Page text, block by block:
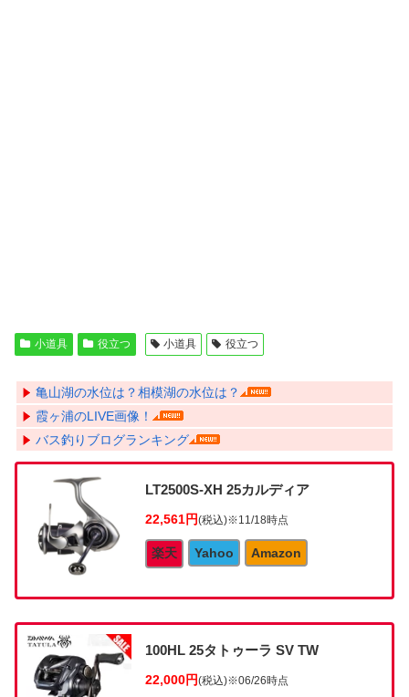
小道具 役立つ 小道具 役立つ
亀山湖の水位は？相模湖の水位は？
霞ヶ浦のLIVE画像！
バス釣りブログランキング
LT2500S-XH 25カルディア
22,561円(税込)※11/18時点
楽天 Yahoo Amazon
100HL 25タトゥーラ SV TW
22,000円(税込)※06/26時点